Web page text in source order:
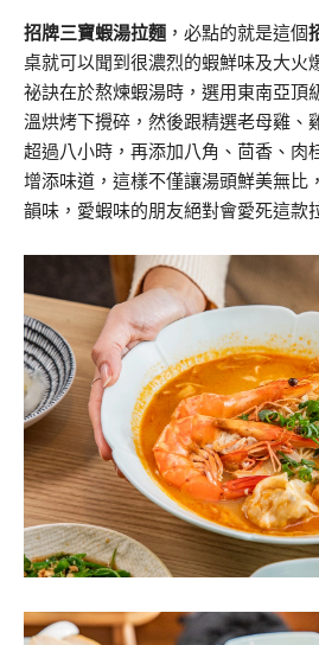
招牌三寶蝦湯拉麵 ，必點的就是這個
桌就可以聞到很濃烈的蝦鮮味及大火
祕訣在於熬煉蝦湯時，選用東南亞頂
溫烘烤下攪碎，然後跟精選老母雞、
超過八小時，再添加八角、茴香、肉
增添味道，這樣不僅讓湯頭鮮美無比
韻味，愛蝦味的朋友絕對會愛死這款